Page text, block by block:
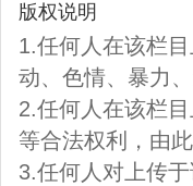
版权说明
1.任何人在该栏
动、色情、暴力
2.任何人在该栏
等合法权利，由
3.任何人对上传